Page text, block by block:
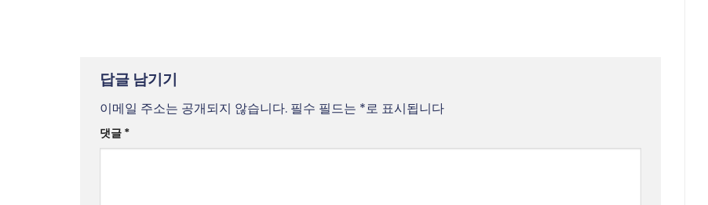
답글 남기기
이메일 주소는 공개되지 않습니다. 필수 필드는 *로 표시됩니다
댓글 *